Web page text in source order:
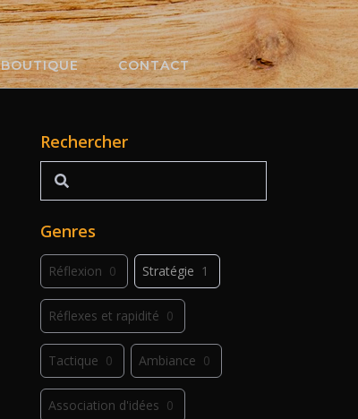
BOUTIQUE CONTACT
Rechercher
Rechercher
Genres
Réflexion 0 Stratégie 1
Réflexes et rapidité 0
Tactique 0 Ambiance 0
Association d'idées 0